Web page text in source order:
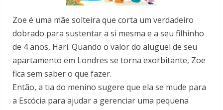
Zoe é uma mãe solteira que corta um verdadeiro
dobrado para sustentar a si mesma e a seu filhinho
de 4 anos, Hari. Quando o valor do aluguel de seu
apartamento em Londres se torna exorbitante, Zoe
fica sem saber o que fazer.
Então, a tia do menino sugere que ela se mude para
a Escócia para ajudar a gerenciar uma pequena